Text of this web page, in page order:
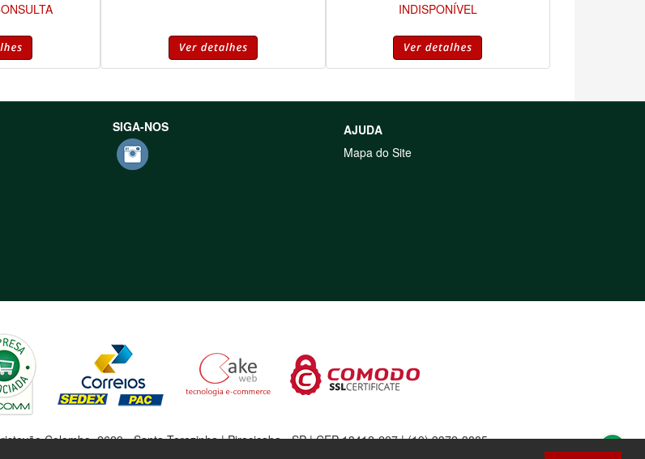
INDISPONÍVEL
SIGA-NOS
AJUDA
Mapa do Site
Colombo, 2629 - Santa Terezinha | Piracicaba - SP | CEP 13412-227 | (19) 3372-3885